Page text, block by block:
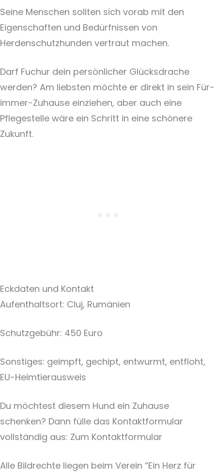
Seine Menschen sollten sich vorab mit den
Eigenschaften und Bedürfnissen von
Herdenschutzhunden vertraut machen.
Darf Fuchur dein persönlicher Glücksdrache
werden? Am liebsten möchte er direkt in sein Für-
immer-Zuhause einziehen, aber auch eine
Pflegestelle wäre ein Schritt in eine schönere
Zukunft.
Eckdaten und Kontakt
Aufenthaltsort: Cluj, Rumänien
Schutzgebühr: 450 Euro
Sonstiges: geimpft, gechipt, entwurmt, entfloht,
EU-Heimtierausweis
Du möchtest diesem Hund ein Zuhause
schenken? Dann fülle das Kontaktformular
vollständig aus: Zum Kontaktformular
Alle Bildrechte liegen beim Verein “Ein Herz für